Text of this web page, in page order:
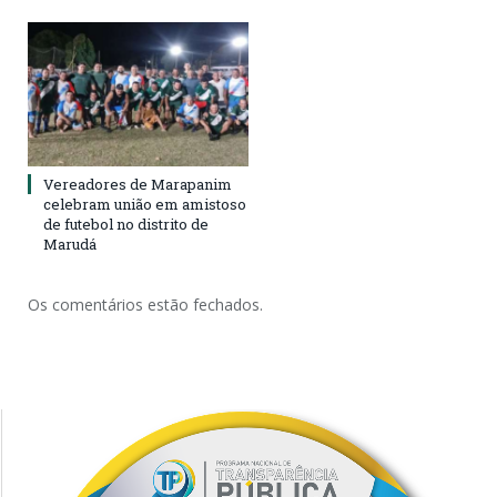
Vereadores de Marapanim
celebram união em amistoso
de futebol no distrito de
Marudá
Os comentários estão fechados.